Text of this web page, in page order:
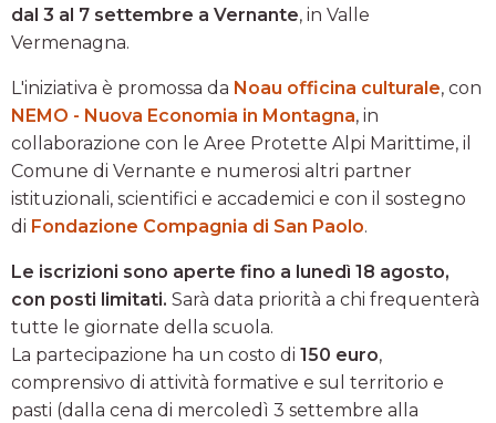
dal 3 al 7 settembre a Vernante, in Valle
Vermenagna.
L'iniziativa è promossa da Noau officina culturale, con
NEMO - Nuova Economia in Montagna, in
collaborazione con le Aree Protette Alpi Marittime, il
Comune di Vernante e numerosi altri partner
istituzionali, scientifici e accademici e con il sostegno
di Fondazione Compagnia di San Paolo.
Le iscrizioni sono aperte fino a lunedì 18 agosto,
con posti limitati. Sarà data priorità a chi frequenterà
tutte le giornate della scuola.
La partecipazione ha un costo di 150 euro,
comprensivo di attività formative e sul territorio e
pasti (dalla cena di mercoledì 3 settembre alla